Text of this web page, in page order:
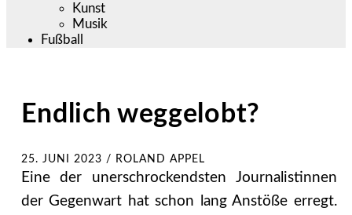
Kunst
Musik
Fußball
Endlich weggelobt?
25. JUNI 2023 / ROLAND APPEL
Eine der unerschrockendsten Journalistinnen
der Gegenwart hat schon lang Anstöße erregt.